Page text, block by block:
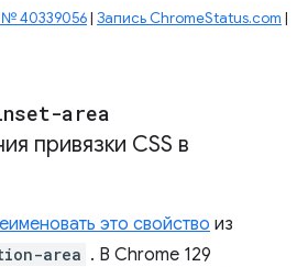
40339056| Запись ChromeStatus.com |
area
привязки CSS в
это свойство из
area . В Chrome 129